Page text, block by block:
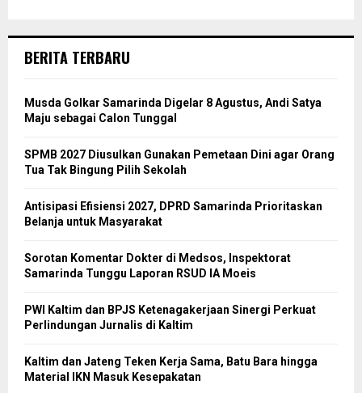
BERITA TERBARU
Musda Golkar Samarinda Digelar 8 Agustus, Andi Satya
Maju sebagai Calon Tunggal
SPMB 2027 Diusulkan Gunakan Pemetaan Dini agar Orang
Tua Tak Bingung Pilih Sekolah
Antisipasi Efisiensi 2027, DPRD Samarinda Prioritaskan
Belanja untuk Masyarakat
Sorotan Komentar Dokter di Medsos, Inspektorat
Samarinda Tunggu Laporan RSUD IA Moeis
PWI Kaltim dan BPJS Ketenagakerjaan Sinergi Perkuat
Perlindungan Jurnalis di Kaltim
Kaltim dan Jateng Teken Kerja Sama, Batu Bara hingga
Material IKN Masuk Kesepakatan